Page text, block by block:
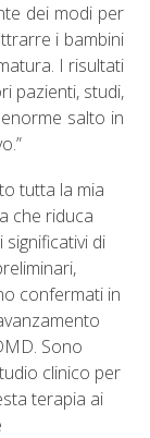
dei modi per
i bambini
I risultati
pazienti, studi,
salto in
tutta la mia
che riduca
significativi di
confermati in
Sono
clinico per
terapia ai